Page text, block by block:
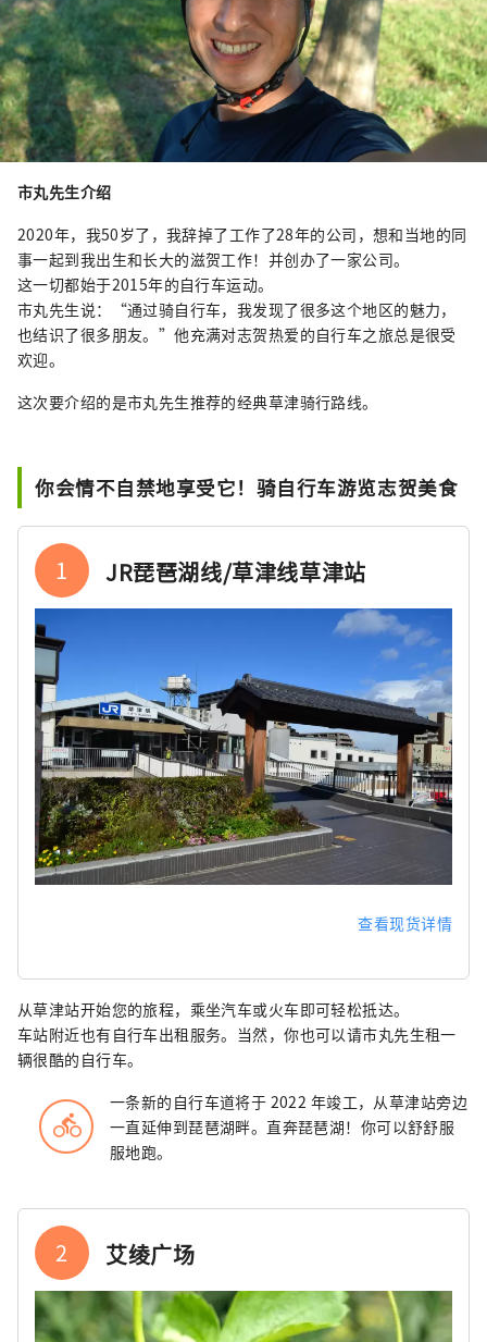
市丸先生介绍
2020年，我50岁了，我辞掉了工作了28年的公司，想和当地的同
事一起到我出生和长大的滋贺工作！并创办了一家公司。
这一切都始于2015年的自行车运动。
市丸先生说：“通过骑自行车，我发现了很多这个地区的魅力，
也结识了很多朋友。”他充满对志贺热爱的自行车之旅总是很受
欢迎。
这次要介绍的是市丸先生推荐的经典草津骑行路线。
你会情不自禁地享受它！骑自行车游览志贺美食
1 JR琵琶湖线/草津线草津站
查看现货详情
从草津站开始您的旅程，乘坐汽车或火车即可轻松抵达。
车站附近也有自行车出租服务。当然，你也可以请市丸先生租一
辆很酷的自行车。
directions_bike
一条新的自行车道将于 2022 年竣工，从草津站旁边
一直延伸到琵琶湖畔。直奔琵琶湖！你可以舒舒服
服地跑。
2 艾绫广场